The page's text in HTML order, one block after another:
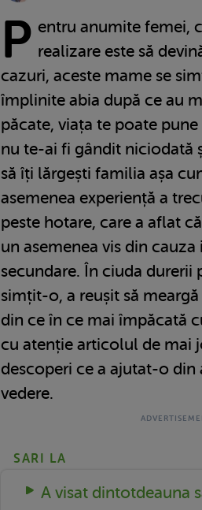
P entru anumite femei,
realizare este să
cazuri, aceste mame se
împlinite abia după ce au
păcate, viața te poate
nu te-ai fi gândit niciodată
să îți lărgești familia așa
asemenea experiență a
peste hotare, care a aflat
un asemenea vis din
secundare. În ciuda durerii
simțit-o, a reușit să
din ce în ce mai împăcată
cu atenție articolul de mai
descoperi ce a ajutat-o din
vedere.
SARI LA
A visat dintotdeauna